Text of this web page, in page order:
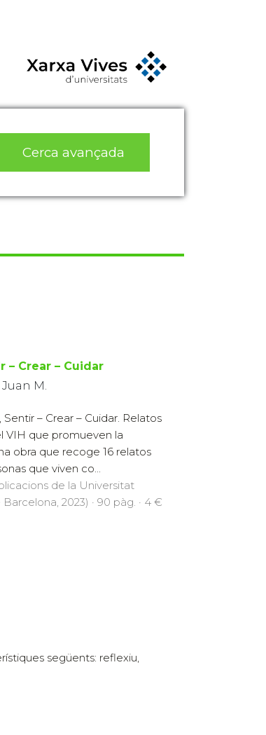
Cerca avançada
– Crear – Cuidar
M.
– Crear – Cuidar. Relatos
VIH que promueven la
obra que recoge 16 relatos
que viven co...
de la Universitat
2023) · 90 pàg. · 4 €
següents: reflexiu,